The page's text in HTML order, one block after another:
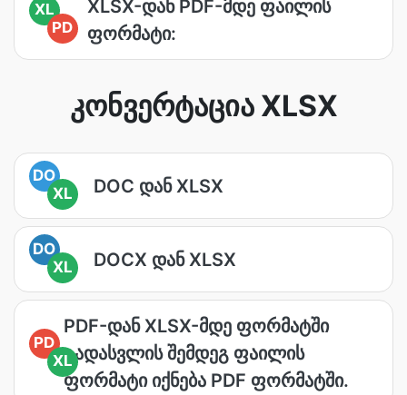
XL
PD
XLSX-დან PDF-მდე ფაილის
ფორმატი:
კონვერტაცია XLSX
DO
XL
DOC დან XLSX
DO
XL
DOCX დან XLSX
PD
XL
PDF-დან XLSX-მდე ფორმატში
გადასვლის შემდეგ ფაილის
ფორმატი იქნება PDF ფორმატში.